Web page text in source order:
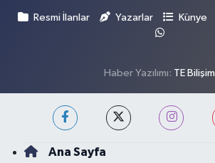
Resmi İlanlar Yazarlar Künye
Haber Yazılımı: TE Bilişim
Ana Sayfa